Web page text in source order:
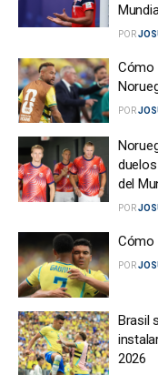
POR
Cómo
POR
del
POR
Cómo
POR
Brasil
2026